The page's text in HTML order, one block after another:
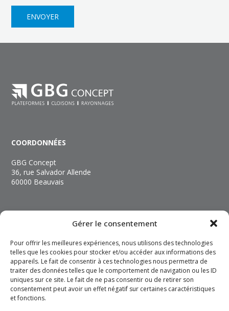
Gérer le consentement
Pour offrir les meilleures expériences, nous utilisons des technologies
telles que les cookies pour stocker et/ou accéder aux informations des
appareils. Le fait de consentir à ces technologies nous permettra de
traiter des données telles que le comportement de navigation ou les ID
uniques sur ce site. Le fait de ne pas consentir ou de retirer son
consentement peut avoir un effet négatif sur certaines caractéristiques
et fonctions.
COORDONNÉES
GBG Concept
36, rue Salvador Allende
60000 Beauvais
contact@gbgconcept.com
INFOS
Mentions légales
Politique de confidentialité